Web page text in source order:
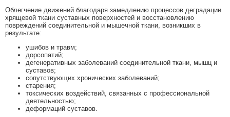
Облегчение движений благодаря замедлению процессов деградации
хрящевой ткани суставных поверхностей и восстановлению
повреждений соединительной и мышечной ткани, возникших в
результате:
ушибов и травм;
дорсопатий;
дегенеративных заболеваний соединительной ткани, мышц и
суставов;
сопутствующих хронических заболеваний;
старения;
токсических воздействий, связанных с профессиональной
деятельностью;
деформаций суставов.